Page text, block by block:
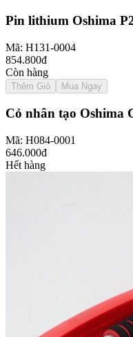
Pin lithium Oshima
Mã: H131-0004
854.800đ
Còn hàng
Thêm Giỏ Mua Ngay
Cỏ nhân tạo Oshima
Mã: H084-0001
646.000đ
Hết hàng